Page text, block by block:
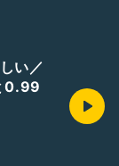
い／
0.99